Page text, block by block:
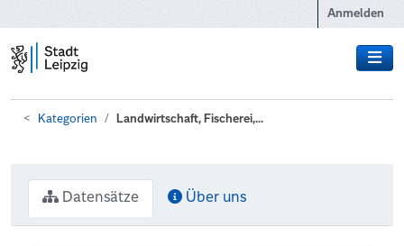
Anmelden
Kategorien Landwirtschaft, Fischerei,...
Datensätze Über uns